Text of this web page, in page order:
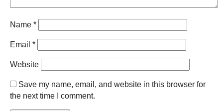
Name *
Email *
Website
Save my name, email, and website in this browser for
the next time I comment.